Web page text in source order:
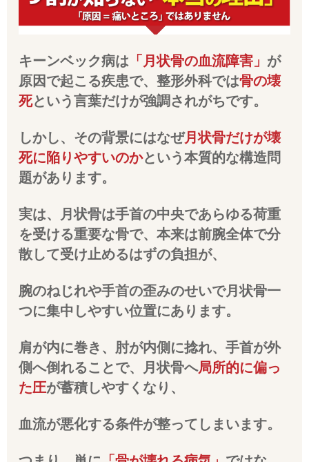
キーンベック病は 「月状骨の血流障害」 が
原因で起こる疾患で、整形外科では骨の壊
死という言葉だけが強調されがちです。
しかし、その背景にはなぜ月状骨だけが壊
死に陥りやすいのかという本質的な構造問
題があります。
実は、月状骨は手首の中央であらゆる荷重
を受ける重要な骨で、本来は前腕全体で分
散して受け止めるはずの負担が、
腕のねじれや手首の歪みのせいで月状骨一
つに集中しやすい位置にあります。
肩が内に巻き、肘が内側に捻れ、手首が外
側へ倒れることで、月状骨へ局所的に偏っ
た圧が蓄積しやすくなり、
血流が悪化する条件が整ってしまいます。